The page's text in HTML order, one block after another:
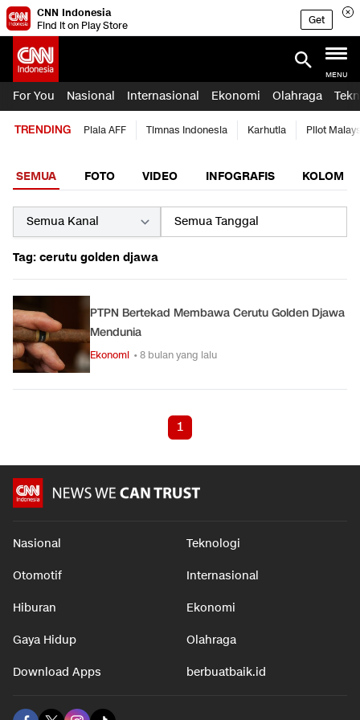
CNN Indonesia
Find it on Play Store
Get
MENU
For You Nasional Internasional Ekonomi Olahraga
TRENDING Piala AFF Timnas Indonesia Karhutla Pilot
SEMUA FOTO VIDEO INFOGRAFIS KOLOM
Tag: cerutu golden djawa
PTPN Bertekad Membawa Cerutu Golden Djawa
Mendunia
Ekonomi • 8 bulan yang lalu
1
Nasional Teknologi
Otomotif Internasional
Hiburan Ekonomi
Gaya Hidup Olahraga
Download Apps berbuatbaik.id